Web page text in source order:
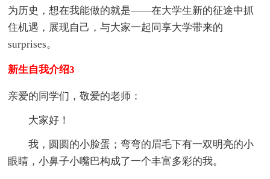
为历史，想在我能做的就是——在大学生新的征途中抓
住机遇，展现自己，与大家一起同享大学带来的
surprises。
新生自我介绍3
亲爱的同学们，敬爱的老师：
大家好！
我，圆圆的小脸蛋；弯弯的眉毛下有一双明亮的小
眼睛，小鼻子小嘴巴构成了一个丰富多彩的我。